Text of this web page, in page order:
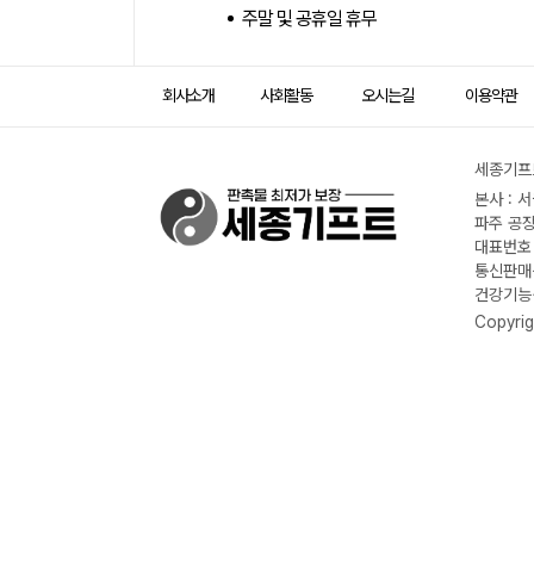
주말 및 공휴일 휴무
회사소개 사회활동 오시는길 이용약관
세종기
본사 :
파주 공
대표번
통신판
건강기